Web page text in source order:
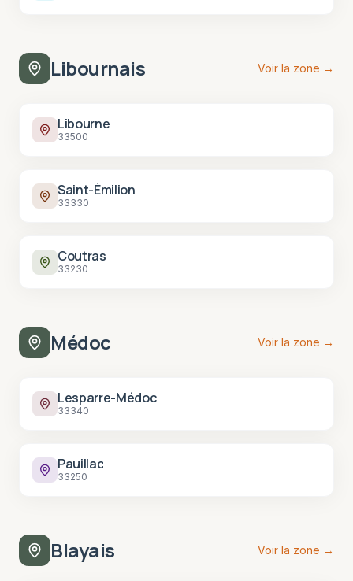
Libournais Voir la zone →
Libourne
33500
Saint-Émilion
33330
Coutras
33230
Médoc Voir la zone →
Lesparre-Médoc
33340
Pauillac
33250
Blayais Voir la zone →